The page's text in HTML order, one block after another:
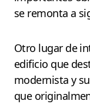
se remonta a
Otro lugar de
edificio que
modernista y
que